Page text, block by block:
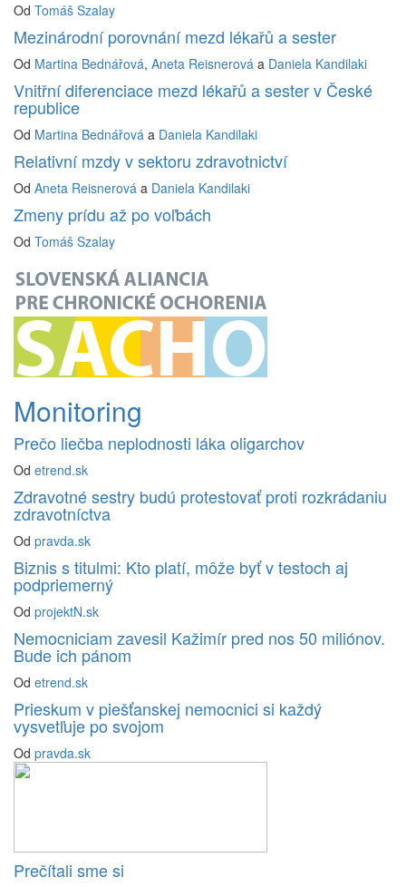
Od Tomáš Szalay
Mezinárodní porovnání mezd lékařů a sester
Od Martina Bednářová, Aneta Reisnerová a Daniela Kandilaki
Vnitřní diferenciace mezd lékařů a sester v České
republice
Od Martina Bednářová a Daniela Kandilaki
Relativní mzdy v sektoru zdravotnictví
Od Aneta Reisnerová a Daniela Kandilaki
Zmeny prídu až po voľbách
Od Tomáš Szalay
Monitoring
Prečo liečba neplodnosti láka oligarchov
Od etrend.sk
Zdravotné sestry budú protestovať proti rozkrádaniu
zdravotníctva
Od pravda.sk
Biznis s titulmi: Kto platí, môže byť v testoch aj
podpriemerný
Od projektN.sk
Nemocniciam zavesil Kažimír pred nos 50 miliónov.
Bude ich pánom
Od etrend.sk
Prieskum v piešťanskej nemocnici si každý
vysvetľuje po svojom
Od pravda.sk
Prečítali sme si